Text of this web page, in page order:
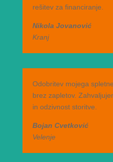
rešitev za financiranje.
Nikola Jovanović
Kranj
Odobritev mojega
brez zapletov.
in odzivnost storitve.
Bojan Cvetković
Velenje